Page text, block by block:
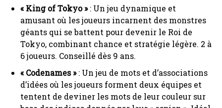
« King of Tokyo »: Un jeu dynamique et
amusant où les joueurs incarnent des monstres
géants qui se battent pour devenir le Roi de
Tokyo, combinant chance et stratégie légère. 2 à
6 joueurs. Conseillé dès 9 ans.
« Codenames »: Un jeu de mots et d’associations
d’idées où les joueurs forment deux équipes et
tentent de deviner les mots de leur couleur sur